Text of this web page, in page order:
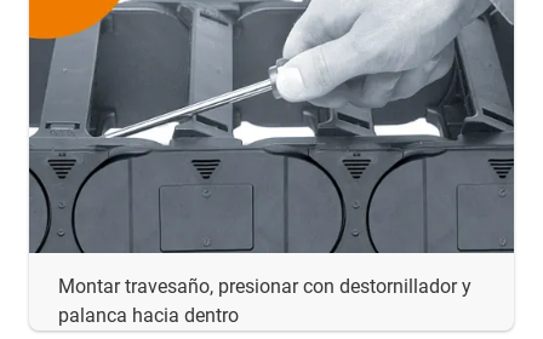
Montar travesaño, presionar con destornillador y
palanca hacia dentro